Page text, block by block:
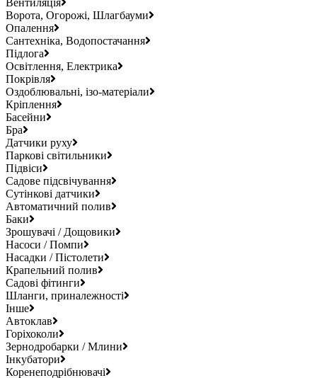
Ворота, Огорожі, Шлагбауми
Опалення
Сантехніка, Водопостачання
Підлога
Освітлення, Електрика
Покрівля
Оздоблювальні, ізо-матеріали
Кріплення
Басейни
Бра
Датчики руху
Паркові світильники
Підвіси
Садове підсвічування
Сутінкові датчики
Автоматичний полив
Баки
Зрошувачі / Дощовики
Насоси / Помпи
Насадки / Пістолети
Крапельний полив
Садові фітинги
Шланги, приналежності
Інше
Автоклав
Горіхоколи
Зернодробарки / Млини
Інкубатори
Коренеподрібнювачі